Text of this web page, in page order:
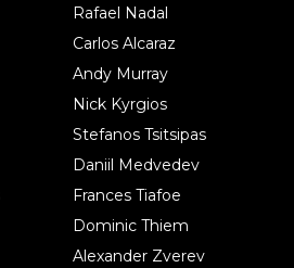
Rafael Nadal
Carlos Alcaraz
Andy Murray
Nick Kyrgios
Stefanos Tsitsipas
Daniil Medvedev
Frances Tiafoe
Dominic Thiem
Alexander Zverev